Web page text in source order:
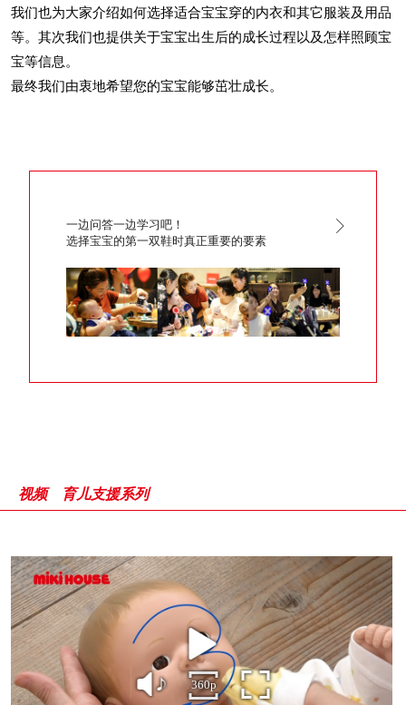
我们也为大家介绍如何选择适合宝宝穿的内衣和其它服装及用品
等。其次我们也提供关于宝宝出生后的成长过程以及怎样照顾宝
宝等信息。
最终我们由衷地希望您的宝宝能够茁壮成长。
一边问答一边学习吧！
选择宝宝的第一双鞋时真正重要的要素
视频 育儿支援系列